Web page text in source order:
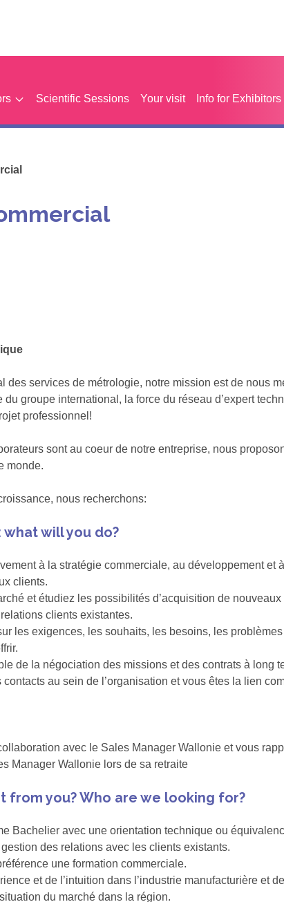
Scientific Sessions Your visit Info for Exhibitors
des services de métrologie, notre mission est de nous
du groupe international, la force du réseau d’expert
professionnel!
sont au coeur de notre entreprise, nous
monde.
nous recherchons:
will you do?
à la stratégie commerciale, au développement
clients.
et étudiez les possibilités d’acquisition de nouveaux
clients existantes.
les exigences, les souhaits, les besoins, les
de la négociation des missions et des contrats à long
au sein de l’organisation et vous êtes la lien
avec le Sales Manager Wallonie et vous
Manager Wallonie lors de sa retraite
from you? Who are we looking for?
Bachelier avec une orientation technique ou
des relations avec les clients existants.
une formation commerciale.
et de l’intuition dans l’industrie manufacturière et
du marché dans la région.